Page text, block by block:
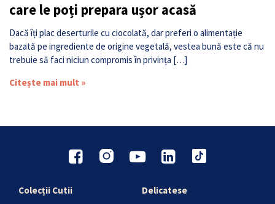
care le poți prepara ușor acasă
Dacă îți plac deserturile cu ciocolată, dar preferi o alimentație
bazată pe ingrediente de origine vegetală, vestea bună este că nu
trebuie să faci niciun compromis în privința […]
Citește mai mult »
Colecții Cutii Delicatese